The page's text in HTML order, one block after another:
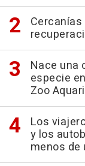
Nace una
especie
Zoo
Los
y los
menos de